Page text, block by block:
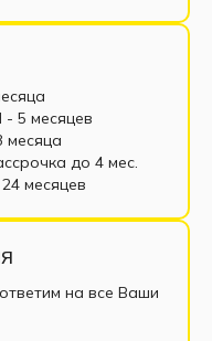
- 5 месяцев
месяца
до 4 мес.
месяцев
на все Ваши